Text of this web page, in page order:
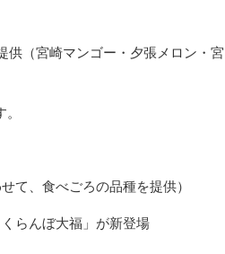
供（宮崎マンゴー・夕張メロン・宮
て、食べごろの品種を提供）
らんぼ大福」が新登場